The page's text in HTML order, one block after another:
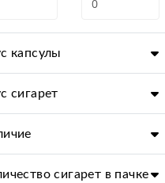
капсулы
сигарет
сигарет в пачке